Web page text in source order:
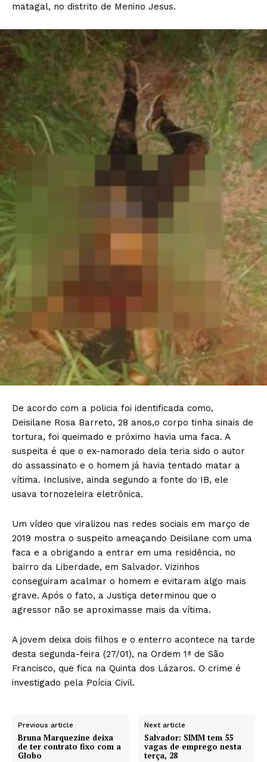
matagal, no distrito de Menino Jesus.
De acordo com a policia foi identificada como,
Deisilane Rosa Barreto, 28 anos,o corpo tinha sinais de
tortura, foi queimado e próximo havia uma faca. A
suspeita é que o ex-namorado dela teria sido o autor
do assassinato e o homem já havia tentado matar a
vítima. Inclusive, ainda segundo a fonte do IB, ele
usava tornozeleira eletrônica.
Um vídeo que viralizou nas redes sociais em março de
2019 mostra o suspeito ameaçando Deisilane com uma
faca e a obrigando a entrar em uma residência, no
bairro da Liberdade, em Salvador. Vizinhos
conseguiram acalmar o homem e evitaram algo mais
grave. Após o fato, a Justiça determinou que o
agressor não se aproximasse mais da vítima.
A jovem deixa dois filhos e o enterro acontece na tarde
desta segunda-feira (27/01), na Ordem 1ª de São
Francisco, que fica na Quinta dos Lázaros. O crime é
investigado pela Poícia Civil.
Previous article
Bruna Marquezine deixa
de ter contrato fixo com a
Globo
Next article
Salvador: SIMM tem 55
vagas de emprego nesta
terça, 28